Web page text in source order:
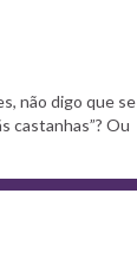
não digo que se
castanhas”? Ou